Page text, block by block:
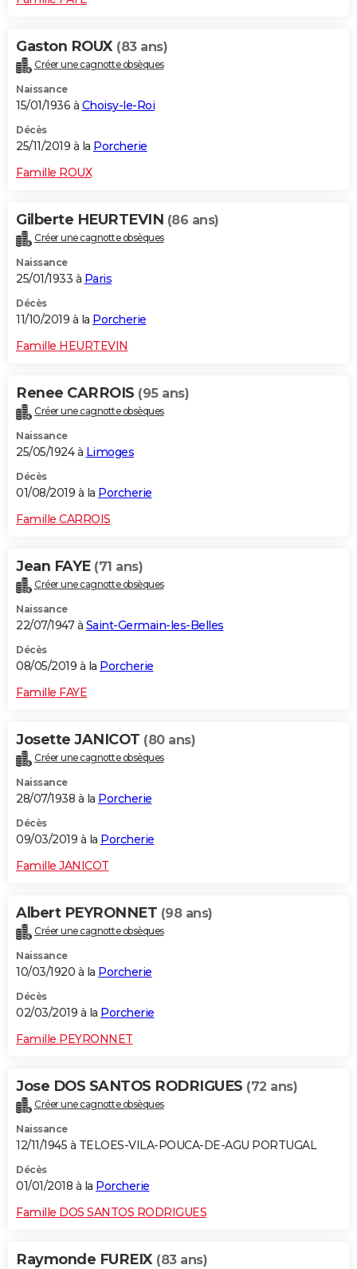
Gaston ROUX (83 ans)
Créer une cagnotte obsèques
Naissance
15/01/1936 à Choisy-le-Roi
Décès
25/11/2019 à la Porcherie
Famille ROUX
Gilberte HEURTEVIN (86 ans)
Créer une cagnotte obsèques
Naissance
25/01/1933 à Paris
Décès
11/10/2019 à la Porcherie
Famille HEURTEVIN
Renee CARROIS (95 ans)
Créer une cagnotte obsèques
Naissance
25/05/1924 à Limoges
Décès
01/08/2019 à la Porcherie
Famille CARROIS
Jean FAYE (71 ans)
Créer une cagnotte obsèques
Naissance
22/07/1947 à Saint-Germain-les-Belles
Décès
08/05/2019 à la Porcherie
Famille FAYE
Josette JANICOT (80 ans)
Créer une cagnotte obsèques
Naissance
28/07/1938 à la Porcherie
Décès
09/03/2019 à la Porcherie
Famille JANICOT
Albert PEYRONNET (98 ans)
Créer une cagnotte obsèques
Naissance
10/03/1920 à la Porcherie
Décès
02/03/2019 à la Porcherie
Famille PEYRONNET
Jose DOS SANTOS RODRIGUES (72 ans)
Créer une cagnotte obsèques
Naissance
12/11/1945 à TELOES-VILA-POUCA-DE-AGU PORTUGAL
Décès
01/01/2018 à la Porcherie
Famille DOS SANTOS RODRIGUES
Raymonde FUREIX (83 ans)